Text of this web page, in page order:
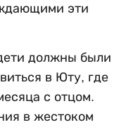
эти
должны были
в Юту, где
с отцом.
в жестоком